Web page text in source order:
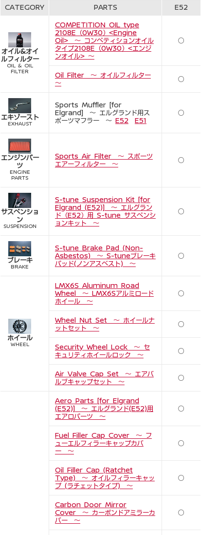
CATEGORY PARTS E52
オイル&オイ
ルフィルター
OIL & OIL
FILTER
COMPETITION OIL type
2108E（0W30）<Engine
Oil> ～ コンペティションオイル
タイプ2108E（0W30）<エンジ
ンオイル> ～
○
Oil Filter ～ オイルフィルター
～
○
エキゾースト
EXHAUST
Sports Muffler [for
Elgrand] ～ エルグランド用ス
ポーツマフラー ～ E52 E51
○
エンジンパー
ツ
ENGINE
PARTS
Sports Air Filter ～ スポーツ
エアーフィルター ～
○
サスペンショ
ン
SUSPENSION
S-tune Suspension Kit [for
Elgrand (E52)] ～ エルグラン
ド（E52）用 S-tune サスペンシ
ョンキット ～
○
ブレーキ
BRAKE
S-tune Brake Pad (Non-
Asbestos) ～ S-tuneブレーキ
パッド(ノンアスベスト) ～
○
ホイール
WHEEL
LMX6S Aluminum Road
Wheel ～ LMX6Sアルミロード
ホイール ～
○
Wheel Nut Set ～ ホイールナ
ットセット ～
○
Security Wheel Lock ～ セ
キュリティホイールロック ～
○
Air Valve Cap Set ～ エアバ
ルブキャップセット ～
○
Aero Parts [for Elgrand
(E52)] ～ エルグランド(E52)用
エアロパーツ ～
○
Fuel Filler Cap Cover ～ フ
ューエルフィラーキャップカバ
ー ～
○
Oil Filler Cap (Ratchet
Type) ～ オイルフィラーキャッ
プ (ラチェットタイプ) ～
○
Carbon Door Mirror
Cover ～ カーボンドアミラーカ
バー ～
○